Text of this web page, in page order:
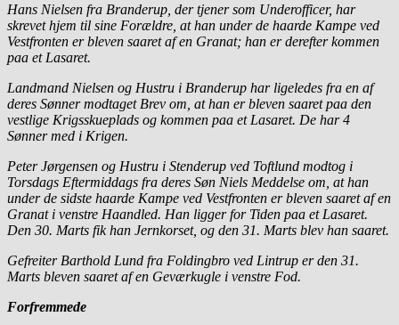
Hans Nielsen fra Branderup, der tjener som Underofficer, har
skrevet hjem til sine Forældre, at han under de haarde Kampe ved
Vestfronten er bleven saaret af en Granat; han er derefter kommen
paa et Lasaret.
Landmand Nielsen og Hustru i Branderup har ligeledes fra en af
deres Sønner modtaget Brev om, at han er bleven saaret paa den
vestlige Krigsskueplads og kommen paa et Lasaret. De har 4
Sønner med i Krigen.
Peter Jørgensen og Hustru i Stenderup ved Toftlund modtog i
Torsdags Eftermiddags fra deres Søn Niels Meddelse om, at han
under de sidste haarde Kampe ved Vestfronten er bleven saaret af en
Granat i venstre Haandled. Han ligger for Tiden paa et Lasaret.
Den 30. Marts fik han Jernkorset, og den 31. Marts blev han saaret.
Gefreiter Barthold Lund fra Foldingbro ved Lintrup er den 31.
Marts bleven saaret af en Geværkugle i venstre Fod.
Forfremmede